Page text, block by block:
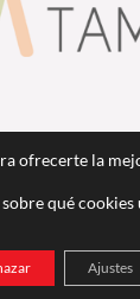
ofrecerte la
qué
Ajustes